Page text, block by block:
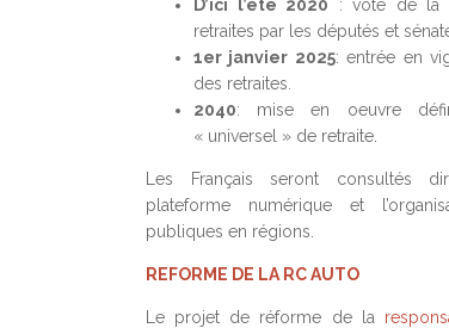
D’ici l’été 2020 : vote de la
retraites par les députés et
1er janvier 2025: entrée en
des retraites.
2040: mise en oeuvre
« universel » de retraite.
Les Français seront consultés
plateforme numérique et
publiques en régions.
REFORME DE LA RC AUTO
Le projet de réforme de la